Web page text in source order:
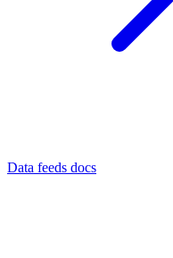
Data feeds docs